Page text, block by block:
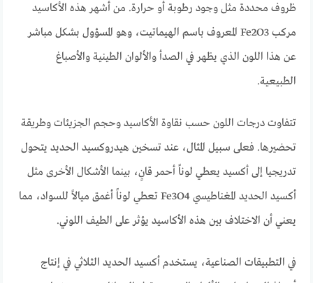
ظروف محددة مثل وجود رطوبة أو حرارة. من أشهر هذه الأكاسيد
مركب Fe2O3 المعروف باسم الهيماتيت، وهو المسؤول بشكل مباشر
عن هذا اللون الذي يظهر في الصدأ والألوان الطينية والأصباغ
الطبيعية.
تتفاوت درجات اللون حسب نقاوة الأكاسيد وحجم الجزيئات وطريقة
تحضيرها. فعلى سبيل المثال، عند تسخين هيدروكسيد الحديد يتحول
تدريجيا إلى أكسيد يعطي لوناً أحمر قانٍ، بينما الأشكال الأخرى مثل
أكسيد الحديد المغناطيسي Fe3O4 تعطي لوناً أغمق ميالاً للسواد، مما
يعني أن الاختلاف بين هذه الأكاسيد يؤثر على الطيف اللوني.
في التطبيقات الصناعية، يستخدم أكسيد الحديد الثلاثي في إنتاج